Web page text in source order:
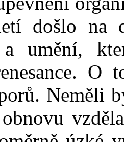
došlo na
a umění,
O
Neměli